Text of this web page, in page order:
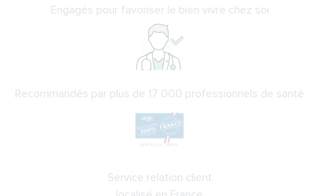
Engagés pour favoriser le bien vivre chez soi
Recommandés par plus de 17 000 professionnels de santé
Service relation client